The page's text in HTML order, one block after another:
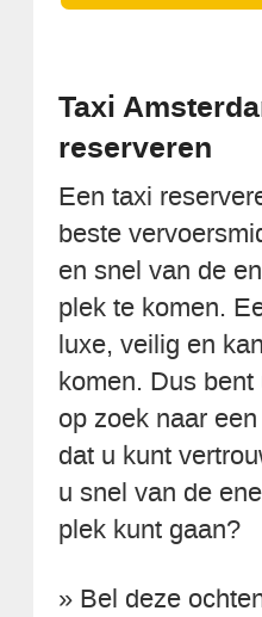
Taxi
reserveren
Een taxi
beste
en snel van de
plek te komen.
luxe, veilig en
komen. Dus
op zoek naar
dat u kunt
u snel van de
plek kunt gaan?
» Bel deze